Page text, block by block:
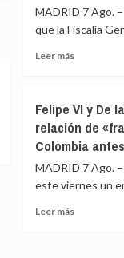
Girona
renuncia
a
todos
cargos
MADRID 7 Ago.
que la Fiscalía
Leer másLeer
PP
afirma
que
Fiscalía
está
Felipe VI y De
relación de
Colombia
MADRID 7 Ago.
este viernes un
Leer másLeer